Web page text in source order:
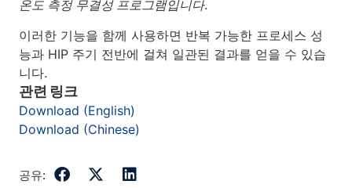
온도 측정 무결성 프로그램입니다.
이러한 기능을 함께 사용하면 반복 가능한 프로세스 성
능과 HIP 주기 전반에 걸쳐 일관된 결과를 얻을 수 있습
니다.
관련 링크
Download (English)
Download (Chinese)
공유: